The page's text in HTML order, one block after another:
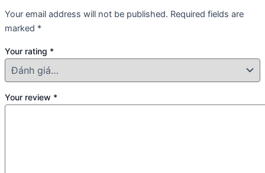
Your email address will not be published. Required fields are
marked *
Your rating *
Your review *